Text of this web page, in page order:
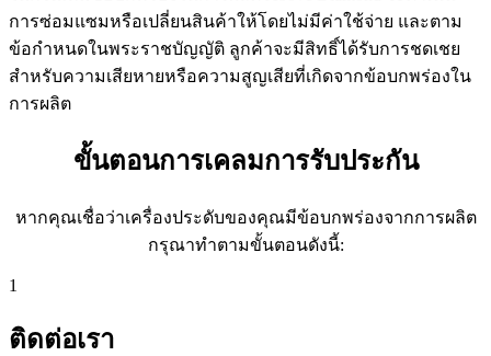
การซ่อมแซมหรือเปลี่ยนสินค้าให้โดยไม่มีค่าใช้จ่าย และตาม
ข้อกำหนดในพระราชบัญญัติ ลูกค้าจะมีสิทธิ์ได้รับการชดเชย
สำหรับความเสียหายหรือความสูญเสียที่เกิดจากข้อบกพร่องใน
การผลิต
ขั้นตอนการเคลมการรับประกัน
หากคุณเชื่อว่าเครื่องประดับของคุณมีข้อบกพร่องจากการผลิต
กรุณาทำตามขั้นตอนดังนี้:
1
ติดต่อเรา